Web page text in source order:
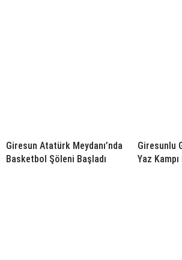
Giresun Atatürk Meydanı’nda
Basketbol Şöleni Başladı
Giresunlu
Yaz Kampı